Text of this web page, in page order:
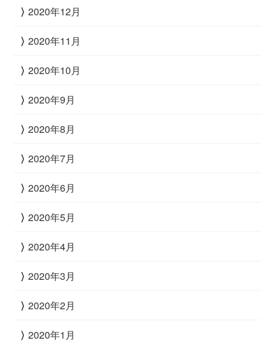
2020年12月
2020年11月
2020年10月
2020年9月
2020年8月
2020年7月
2020年6月
2020年5月
2020年4月
2020年3月
2020年2月
2020年1月